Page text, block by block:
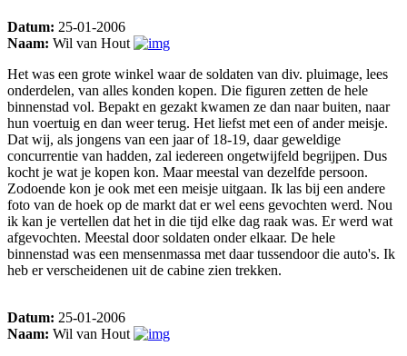
Datum: 25-01-2006
Naam: Wil van Hout
Het was een grote winkel waar de soldaten van div. pluimage, lees
onderdelen, van alles konden kopen. Die figuren zetten de hele
binnenstad vol. Bepakt en gezakt kwamen ze dan naar buiten, naar
hun voertuig en dan weer terug. Het liefst met een of ander meisje.
Dat wij, als jongens van een jaar of 18-19, daar geweldige
concurrentie van hadden, zal iedereen ongetwijfeld begrijpen. Dus
kocht je wat je kopen kon. Maar meestal van dezelfde persoon.
Zodoende kon je ook met een meisje uitgaan. Ik las bij een andere
foto van de hoek op de markt dat er wel eens gevochten werd. Nou
ik kan je vertellen dat het in die tijd elke dag raak was. Er werd wat
afgevochten. Meestal door soldaten onder elkaar. De hele
binnenstad was een mensenmassa met daar tussendoor die auto's. Ik
heb er verscheidenen uit de cabine zien trekken.
Datum: 25-01-2006
Naam: Wil van Hout